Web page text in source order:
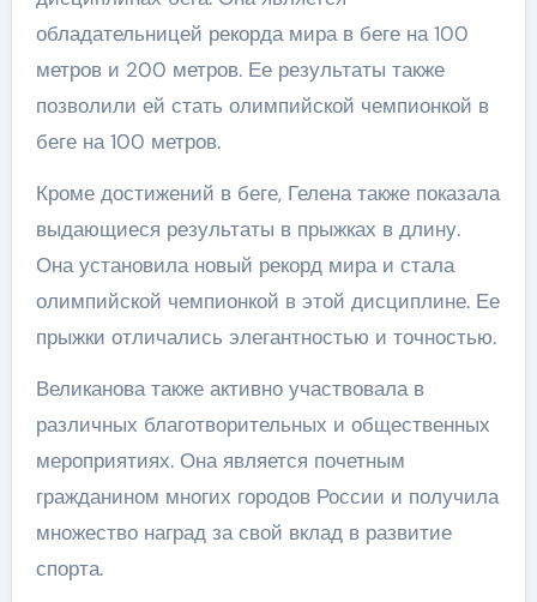
обладательницей рекорда мира в беге на 100
метров и 200 метров. Ее результаты также
позволили ей стать олимпийской чемпионкой в
беге на 100 метров.
Кроме достижений в беге, Гелена также показала
выдающиеся результаты в прыжках в длину.
Она установила новый рекорд мира и стала
олимпийской чемпионкой в этой дисциплине. Ее
прыжки отличались элегантностью и точностью.
Великанова также активно участвовала в
различных благотворительных и общественных
мероприятиях. Она является почетным
гражданином многих городов России и получила
множество наград за свой вклад в развитие
спорта.